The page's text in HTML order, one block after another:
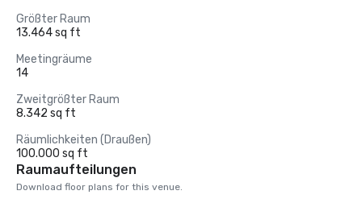
Größter Raum
13.464 sq ft
Meetingräume
14
Zweitgrößter Raum
8.342 sq ft
Räumlichkeiten (Draußen)
100.000 sq ft
Raumaufteilungen
Download floor plans for this venue.